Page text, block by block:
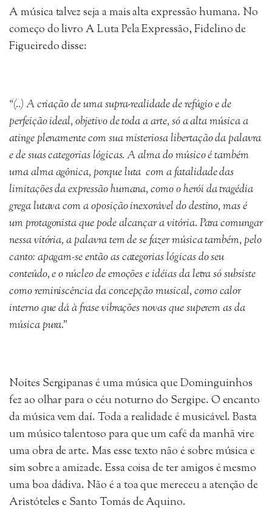
A música talvez seja a mais alta expressão humana. No
começo do livro A Luta Pela Expressão, Fidelino de
Figueiredo disse:
“(..) A criação de uma supra-realidade de refúgio e de
perfeição ideal, objetivo de toda a arte, só a alta música a
atinge plenamente com sua misteriosa libertação da palavra
e de suas categorias lógicas. A alma do músico é também
uma alma agônica, porque luta com a fatalidade das
limitações da expressão humana, como o herói da tragédia
grega lutava com a oposição inexorável do destino, mas é
um protagonista que pode alcançar a vitória. Para comungar
nessa vitória, a palavra tem de se fazer música também, pelo
canto: apagam-se então as categorias lógicas do seu
conteúdo, e o núcleo de emoções e idéias da letra só subsiste
como reminiscência da concepção musical, como calor
interno que dá à frase vibrações novas que superem as da
música pura.”
Noites Sergipanas é uma música que Dominguinhos
fez ao olhar para o céu noturno do Sergipe. O encanto
da música vem daí. Toda a realidade é musicável. Basta
um músico talentoso para que um café da manhã vire
uma obra de arte. Mas esse texto não é sobre música e
sim sobre a amizade. Essa coisa de ter amigos é mesmo
uma boa dádiva. Não é a toa que mereceu a atenção de
Aristóteles e Santo Tomás de Aquino.